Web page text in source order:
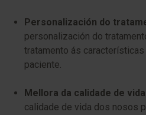
Personalización do
personalización do
tratamento ás
paciente.
Mellora da calidade de
calidade de vida dos nosos